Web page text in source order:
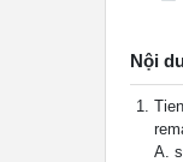
Nội
A.